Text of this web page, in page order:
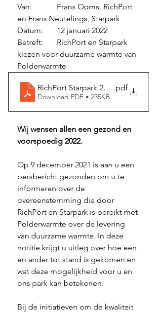
Van:		Frans Ooms, RichPort
en Frans Neutelings, Starpark
Datum:	12 januari 2022
Betreft:	RichPort en Starpark
kiezen voor duurzame warmte van
Polderwarmte
RichPort Starpark 20220112 aan
.pdf
Download PDF • 235KB
Wij wensen allen een gezond en
voorspoedig 2022.
Op 9 december 2021 is aan u een
persbericht gezonden om u te
informeren over de
overeenstemming die door
RichPort en Starpark is bereikt met
Polderwarmte over de levering
van duurzame warmte. In deze
notitie krijgt u uitleg over hoe een
en ander tot stand is gekomen en
wat deze mogelijkheid voor u en
ons park kan betekenen.
Bij de initiatieven om de kwaliteit